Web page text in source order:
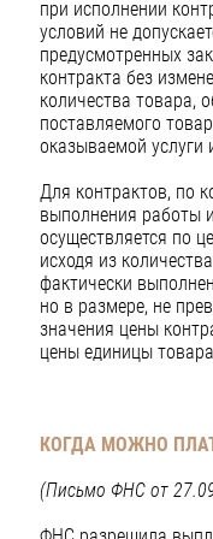
при исполнении
условий не
предусмотренных
контракта без
количества товара,
поставляемого
оказываемой услуги
Для контрактов, по
выполнения работы
осуществляется по
исходя из
фактически
но в размере, не
значения цены
цены единицы
КОГДА МОЖНО
(Письмо ФНС от